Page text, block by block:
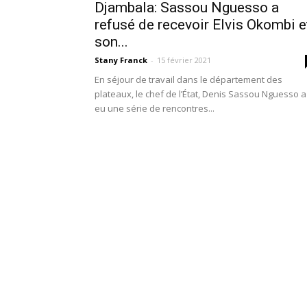
Djambala: Sassou Nguesso a
refusé de recevoir Elvis Okombi
son...
Stany Franck - 15 février 2021
En séjour de travail dans le département des
plateaux, le chef de l’État, Denis Sassou Nguesso a
eu une série de rencontres...